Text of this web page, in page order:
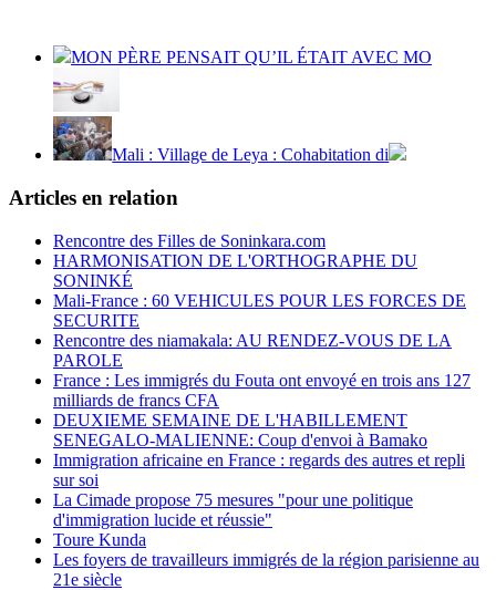
MON PÈRE PENSAIT QU’IL ÉTAIT AVEC MO
Mali : Village de Leya : Cohabitation di
Articles en relation
Rencontre des Filles de Soninkara.com
HARMONISATION DE L'ORTHOGRAPHE DU
SONINKÉ
Mali-France : 60 VEHICULES POUR LES FORCES DE
SECURITE
Rencontre des niamakala: AU RENDEZ-VOUS DE LA
PAROLE
France : Les immigrés du Fouta ont envoyé en trois ans 127
milliards de francs CFA
DEUXIEME SEMAINE DE L'HABILLEMENT
SENEGALO-MALIENNE: Coup d'envoi à Bamako
Immigration africaine en France : regards des autres et repli
sur soi
La Cimade propose 75 mesures "pour une politique
d'immigration lucide et réussie"
Toure Kunda
Les foyers de travailleurs immigrés de la région parisienne au
21e siècle